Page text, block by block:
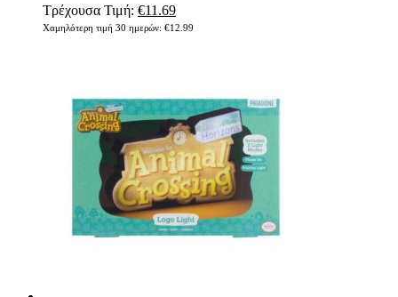
Τρέχουσα Τιμή: Original
price
€11.69Η
τρέχουσα
Χαμηλότερη τιμή 30 ημερών: €12.99